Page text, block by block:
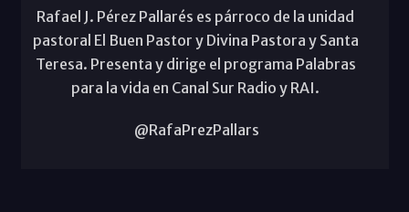
Rafael J. Pérez Pallarés es párroco de la unidad
pastoral El Buen Pastor y Divina Pastora y Santa
Teresa. Presenta y dirige el programa Palabras
para la vida en Canal Sur Radio y RAI.
@RafaPrezPallars